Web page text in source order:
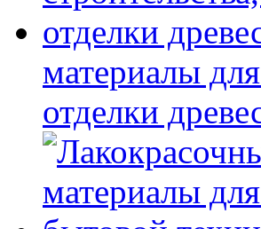
материалы
отделки